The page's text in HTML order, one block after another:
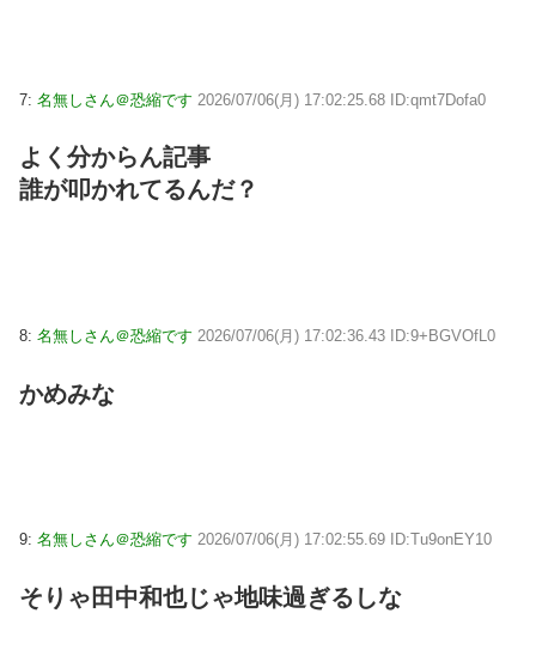
7: 名無しさん＠恐縮です 2026/07/06(月) 17:02:25.68 ID:qmt7Dofa0
よく分からん記事
誰が叩かれてるんだ？
8: 名無しさん＠恐縮です 2026/07/06(月) 17:02:36.43 ID:9+BGVOfL0
かめみな
9: 名無しさん＠恐縮です 2026/07/06(月) 17:02:55.69 ID:Tu9onEY10
そりゃ田中和也じゃ地味過ぎるしな